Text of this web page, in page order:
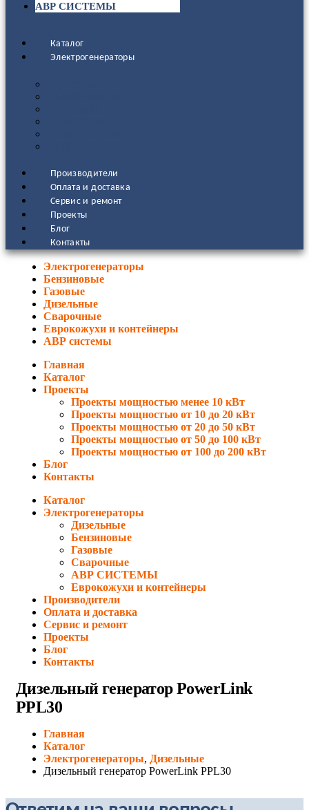
АВР СИСТЕМЫ
Каталог
Электрогенераторы
Производители
Оплата и доставка
Сервис и ремонт
Проекты
Блог
Контакты
Электрогенераторы
Бензиновые
Газовые
Дизельные
Сварочные
Еврокожухи и контейнеры
АВР системы
Главная
Каталог
Проекты
Проекты мощностью менее 10 кВт
Проекты мощностью от 10 до 20 кВт
Проекты мощностью от 20 до 50 кВт
Проекты мощностью от 50 до 100 кВт
Проекты мощностью от 100 до 200 кВт
Блог
Контакты
Каталог
Электрогенераторы
Дизельные
Бензиновые
Газовые
Сварочные
АВР СИСТЕМЫ
Еврокожухи и контейнеры
Производители
Оплата и доставка
Сервис и ремонт
Проекты
Блог
Контакты
Дизельный генератор PowerLink
PPL30
Главная
Каталог
Электрогенераторы, Дизельные
Дизельный генератор PowerLink PPL30